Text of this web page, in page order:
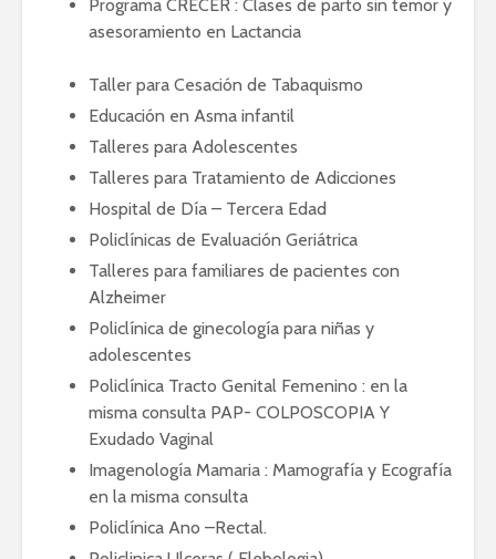
Programa CRECER : Clases de parto sin temor y
asesoramiento en Lactancia
Taller para Cesación de Tabaquismo
Educación en Asma infantil
Talleres para Adolescentes
Talleres para Tratamiento de Adicciones
Hospital de Día – Tercera Edad
Policlínicas de Evaluación Geriátrica
Talleres para familiares de pacientes con
Alzheimer
Policlínica de ginecología para niñas y
adolescentes
Policlínica Tracto Genital Femenino : en la
misma consulta PAP- COLPOSCOPIA Y
Exudado Vaginal
Imagenología Mamaria : Mamografía y Ecografía
en la misma consulta
Policlínica Ano –Rectal.